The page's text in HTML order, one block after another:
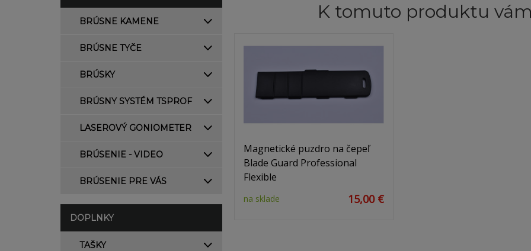
BRÚSNE KAMENE
BRÚSNE TYČE
BRÚSKY
BRÚSNY SYSTÉM TSPROF
LASEROVÝ GONIOMETER
BRÚSENIE - VIDEO
BRÚSENIE PRE VÁS
DOPLNKY
TAŠKY
K tomuto produktu
Magnetické puzdro na čepeľ
Blade Guard Professional
Flexible
na sklade 15,00 €